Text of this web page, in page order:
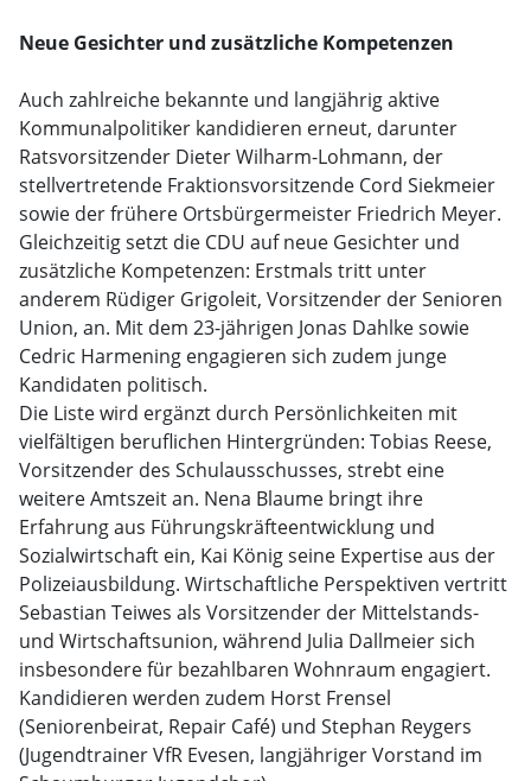
Neue Gesichter und zusätzliche Kompetenzen
Auch zahlreiche bekannte und langjährig aktive
Kommunalpolitiker kandidieren erneut, darunter
Ratsvorsitzender Dieter Wilharm-Lohmann, der
stellvertretende Fraktionsvorsitzende Cord Siekmeier
sowie der frühere Ortsbürgermeister Friedrich Meyer.
Gleichzeitig setzt die CDU auf neue Gesichter und
zusätzliche Kompetenzen: Erstmals tritt unter
anderem Rüdiger Grigoleit, Vorsitzender der Senioren
Union, an. Mit dem 23-jährigen Jonas Dahlke sowie
Cedric Harmening engagieren sich zudem junge
Kandidaten politisch.
Die Liste wird ergänzt durch Persönlichkeiten mit
vielfältigen beruflichen Hintergründen: Tobias Reese,
Vorsitzender des Schulausschusses, strebt eine
weitere Amtszeit an. Nena Blaume bringt ihre
Erfahrung aus Führungskräfteentwicklung und
Sozialwirtschaft ein, Kai König seine Expertise aus der
Polizeiausbildung. Wirtschaftliche Perspektiven vertritt
Sebastian Teiwes als Vorsitzender der Mittelstands-
und Wirtschaftsunion, während Julia Dallmeier sich
insbesondere für bezahlbaren Wohnraum engagiert.
Kandidieren werden zudem Horst Frensel
(Seniorenbeirat, Repair Café) und Stephan Reygers
(Jugendtrainer VfR Evesen, langjähriger Vorstand im